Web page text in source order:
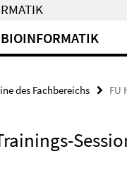
BIOINFORMATIK
des Fachbereichs FU